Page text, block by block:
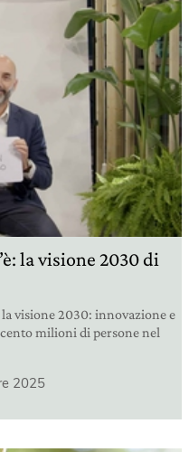
la visione 2030 di
visione 2030: innovazione e
milioni di persone nel
2025